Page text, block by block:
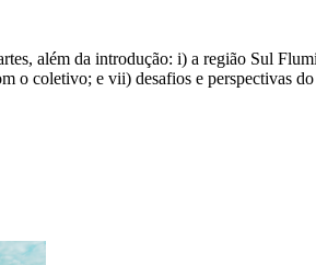
além da introdução: i) a região Sul
o coletivo; e vii) desafios e perspectivas